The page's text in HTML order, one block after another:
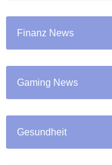
Finanz News
Gaming News
Gesundheit